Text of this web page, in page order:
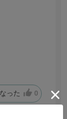
った 0